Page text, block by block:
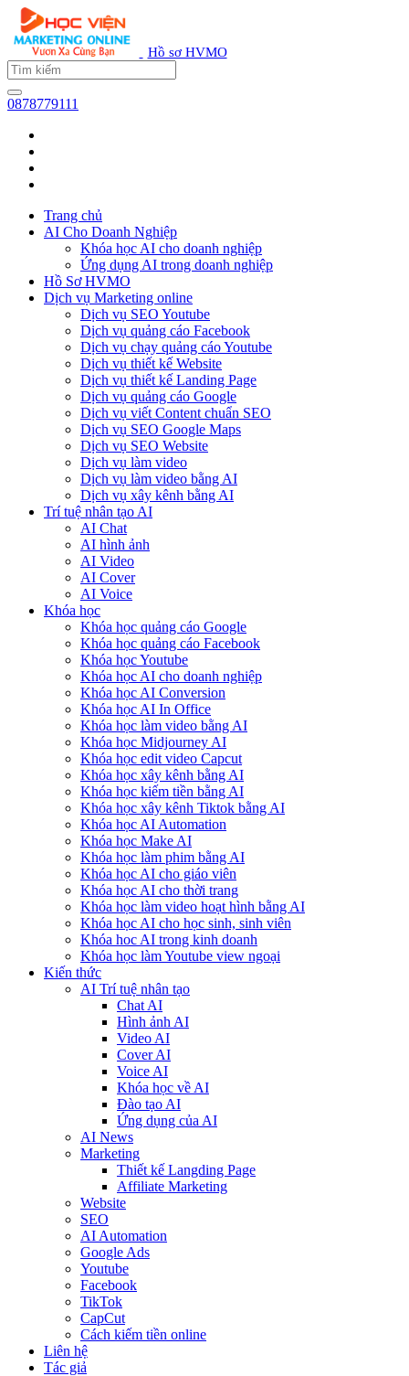
Hồ sơ HVMO
0878779111
Trang chủ
AI Cho Doanh Nghiệp
Khóa học AI cho doanh nghiệp
Ứng dụng AI trong doanh nghiệp
Hồ Sơ HVMO
Dịch vụ Marketing online
Dịch vụ SEO Youtube
Dịch vụ quảng cáo Facebook
Dịch vụ chạy quảng cáo Youtube
Dịch vụ thiết kế Website
Dịch vụ thiết kế Landing Page
Dịch vụ quảng cáo Google
Dịch vụ viết Content chuẩn SEO
Dịch vụ SEO Google Maps
Dịch vụ SEO Website
Dịch vụ làm video
Dịch vụ làm video bằng AI
Dịch vụ xây kênh bằng AI
Trí tuệ nhân tạo AI
AI Chat
AI hình ảnh
AI Video
AI Cover
AI Voice
Khóa học
Khóa học quảng cáo Google
Khóa học quảng cáo Facebook
Khóa học Youtube
Khóa học AI cho doanh nghiệp
Khóa học AI Conversion
Khóa học AI In Office
Khóa học làm video bằng AI
Khóa học Midjourney AI
Khóa học edit video Capcut
Khóa học xây kênh bằng AI
Khóa học kiếm tiền bằng AI
Khóa học xây kênh Tiktok bằng AI
Khóa học AI Automation
Khóa học Make AI
Khóa học làm phim bằng AI
Khóa học AI cho giáo viên
Khóa học AI cho thời trang
Khóa học làm video hoạt hình bằng AI
Khóa học AI cho học sinh, sinh viên
Khóa hoc AI trong kinh doanh
Khóa học làm Youtube view ngoại
Kiến thức
AI Trí tuệ nhân tạo
Chat AI
Hình ảnh AI
Video AI
Cover AI
Voice AI
Khóa học về AI
Đào tạo AI
Ứng dụng của AI
AI News
Marketing
Thiết kế Langding Page
Affiliate Marketing
Website
SEO
AI Automation
Google Ads
Youtube
Facebook
TikTok
CapCut
Cách kiếm tiền online
Liên hệ
Tác giả